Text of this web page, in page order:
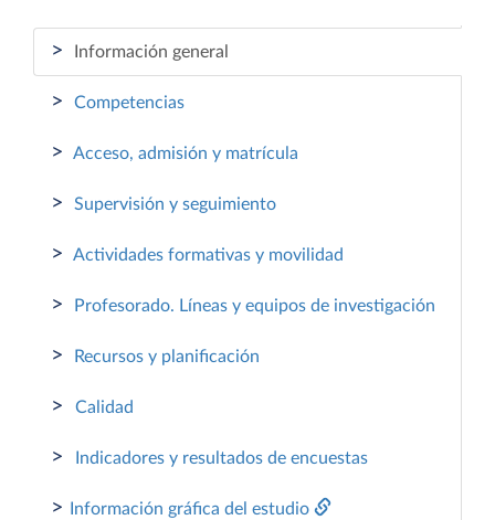
> Información general
> Competencias
> Acceso, admisión y matrícula
> Supervisión y seguimiento
> Actividades formativas y movilidad
> Profesorado. Líneas y equipos de investigación
> Recursos y planificación
> Calidad
> Indicadores y resultados de encuestas
> Información gráfica del estudio